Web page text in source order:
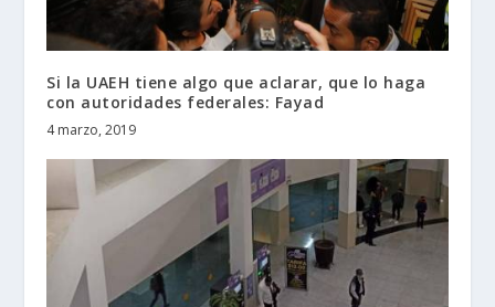
Si la UAEH tiene algo que aclarar, que lo haga
con autoridades federales: Fayad
4 marzo, 2019